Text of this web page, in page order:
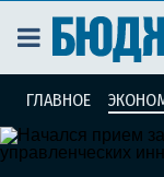
ГЛАВНОЕ